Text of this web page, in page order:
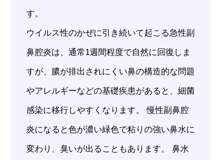
す。
ウイルス性のかぜに引き続いて起こる急性副
鼻腔炎は、通常1週間程度で自然に回復しま
すが、膿が排出されにくい鼻の構造的な問題
やアレルギーなどの基礎疾患があると、細菌
感染に移行しやすくなります。 慢性副鼻腔
炎になると色が濃い緑色で粘りの強い鼻水に
変わり、臭いが出ることもあります。 鼻水